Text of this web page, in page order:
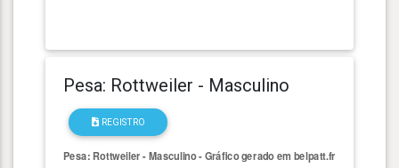
Pesa: Rottweiler - Masculino
REGISTRO